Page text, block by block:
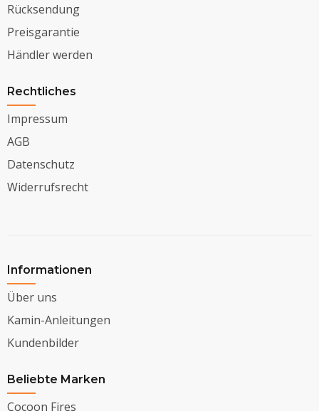
Rücksendung
Preisgarantie
Händler werden
Rechtliches
Impressum
AGB
Datenschutz
Widerrufsrecht
Informationen
Über uns
Kamin-Anleitungen
Kundenbilder
Beliebte Marken
Cocoon Fires